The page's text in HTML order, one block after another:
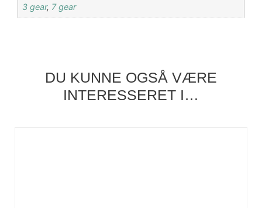
3 gear, 7 gear
DU KUNNE OGSÅ VÆRE
INTERESSERET I…